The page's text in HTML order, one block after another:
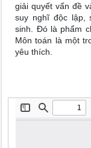
giải quyết vấn đề
suy nghĩ độc lập,
sinh. Đó là phẩm
Môn toán là một
yêu thích.